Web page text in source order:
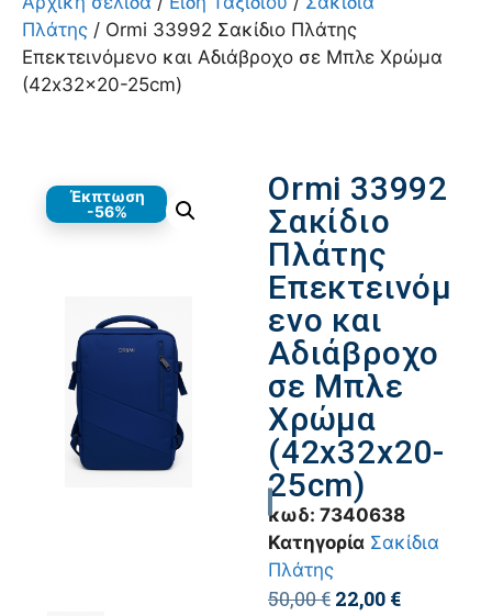
Πλάτης / Ormi 33992 Σακίδιο Πλάτης
Επεκτεινόμενο και Αδιάβροχο σε Μπλε Χρώμα
(42x32x20-25cm)
Έκπτωση
-56%
Ormi 33992
Σακίδιο
Πλάτης
Επεκτεινόμ
ενο και
Αδιάβροχο
σε Μπλε
Χρώμα
(42x32x20-
25cm)
κωδ: 7340638
Κατηγορία Σακίδια
Πλάτης
50,00€ 22,00 €